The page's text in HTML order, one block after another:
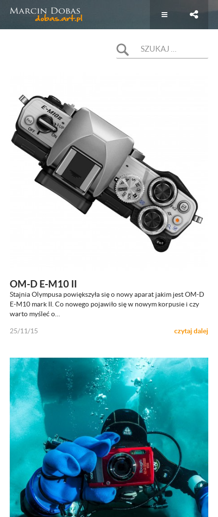
OM-D E-M10 II
Stajnia Olympusa powiększyła się o nowy aparat jakim jest OM-D
E-M10 mark II. Co nowego pojawiło się w nowym korpusie i czy
warto myśleć o…
25/11/15 czytaj dalej